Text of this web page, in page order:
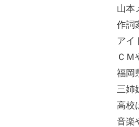
山本
作詞
アイ
ＣＭ
福岡
三姉
高校
音楽